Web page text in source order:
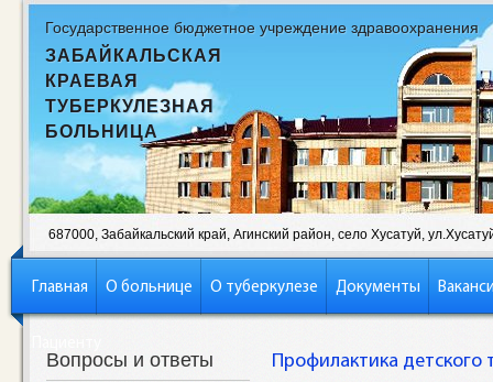
Государственное бюджетное учреждение здравоохранения
ЗАБАЙКАЛЬСКАЯ
КРАЕВАЯ
ТУБЕРКУЛЕЗНАЯ
БОЛЬНИЦА
687000, Забайкальский край, Агинский район, село Хусатуй,
Главная О больнице О туберкулезе Документы
Вопросы и ответы Профилактика детского